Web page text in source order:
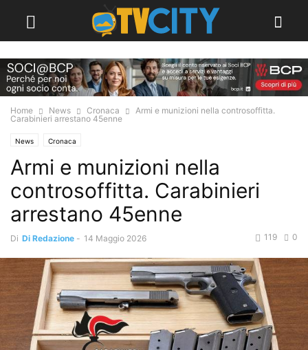
Home News Cronaca
Armi e munizioni nella controsoffitta.
Carabinieri arrestano 45enne
News Cronaca
Armi e munizioni nella
controsoffitta. Carabinieri
arrestano 45enne
Di Di Redazione - 14 Maggio 2026 0
119